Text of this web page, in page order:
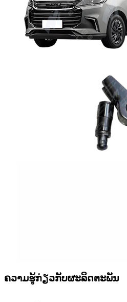
ຄວາມຮູ້ກ່ຽວກັບຜະລິດຕະພັນ